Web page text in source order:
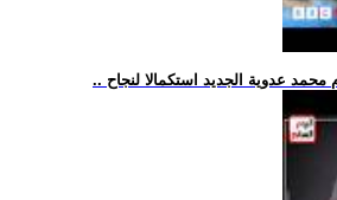
محمد عدوية الجديد استكمالا لنجاح